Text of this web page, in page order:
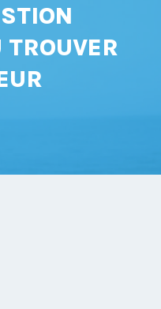
TROUVER